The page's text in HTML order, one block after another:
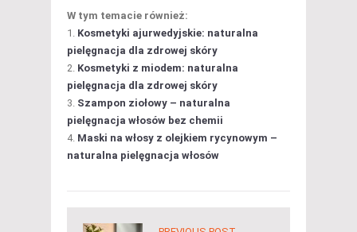
W tym temacie również:
Kosmetyki ajurwedyjskie: naturalna
pielęgnacja dla zdrowej skóry
Kosmetyki z miodem: naturalna
pielęgnacja dla zdrowej skóry
Szampon ziołowy – naturalna
pielęgnacja włosów bez chemii
Maski na włosy z olejkiem rycynowym –
naturalna pielęgnacja włosów